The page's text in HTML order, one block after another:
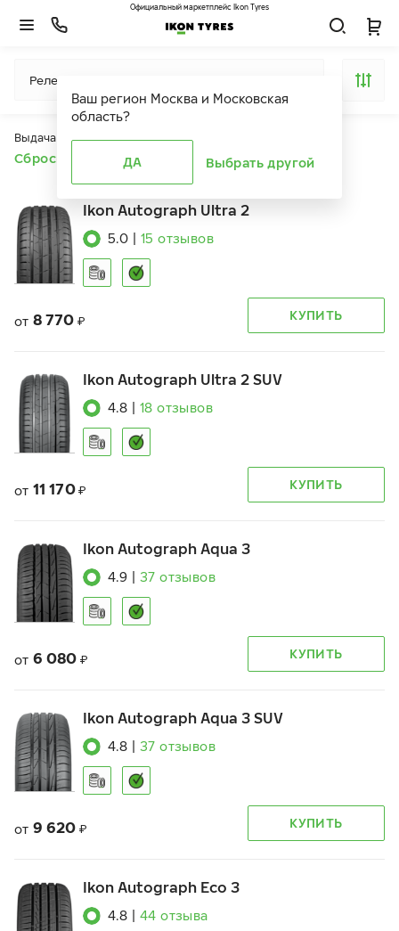
Ваш регион Москва и Московская
область?
ДА Выбрать другой
Официальный маркетплейс Ikon Tyres
Релевантность
Выдача продуктов ограничена действием фильтров
Сбросить все фильтры
Ikon Autograph Ultra 2
5.0 15 отзывов
от 8 770 ₽ КУПИТЬ
Ikon Autograph Ultra 2 SUV
4.8 18 отзывов
от 11 170 ₽ КУПИТЬ
Ikon Autograph Aqua 3
4.9 37 отзывов
от 6 080 ₽ КУПИТЬ
Ikon Autograph Aqua 3 SUV
4.8 37 отзывов
от 9 620 ₽ КУПИТЬ
Ikon Autograph Eco 3
4.8 44 отзыва